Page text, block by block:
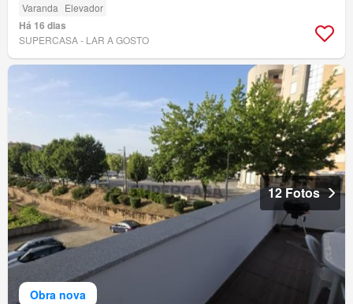
Varanda Elevador
Há 16 dias
SUPERCASA - LAR A GOSTO
Obra nova
12 Fotos